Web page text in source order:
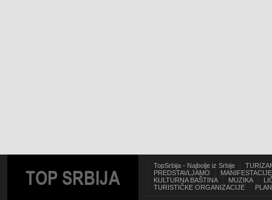
TOP SRBIJA
TopSrbija - Najbolje iz Srbije
PREDSTAVLJAMO
MANIFESTACIJE
KULTURNA BAŠTINA
MUZIKA
TURISTIČKE ORGANIZACIJE